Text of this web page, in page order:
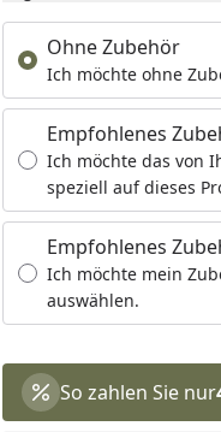
Ohne Zubehör
Ich möchte ohne
Empfohlenes
Ich möchte das von
speziell auf dieses
Empfohlenes
Ich möchte mein
auswählen.
So zahlen Sie nur